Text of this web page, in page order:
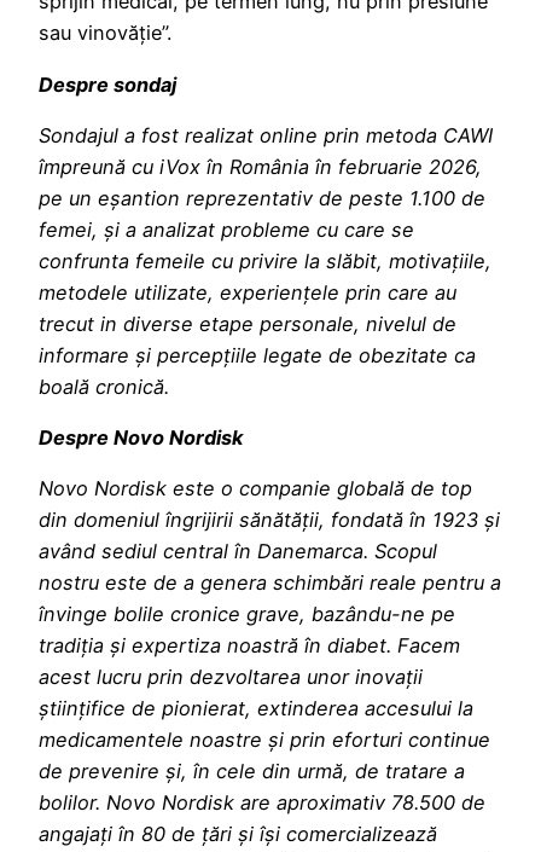
sau vinovăție”.
Despre sondaj
Sondajul a fost realizat online prin metoda CAWI
împreună cu iVox în România în februarie 2026,
pe un eșantion reprezentativ de peste 1.100 de
femei, și a analizat probleme cu care se
confrunta femeile cu privire la slăbit, motivațiile,
metodele utilizate, experiențele prin care au
trecut in diverse etape personale, nivelul de
informare și percepțiile legate de obezitate ca
boală cronică.
Despre Novo Nordisk
Novo Nordisk este o companie globală de top
din domeniul îngrijirii sănătății, fondată în 1923 și
având sediul central în Danemarca. Scopul
nostru este de a genera schimbări reale pentru a
învinge bolile cronice grave, bazându-ne pe
tradiția și expertiza noastră în diabet. Facem
acest lucru prin dezvoltarea unor inovații
științifice de pionierat, extinderea accesului la
medicamentele noastre și prin eforturi continue
de prevenire și, în cele din urmă, de tratare a
bolilor. Novo Nordisk are aproximativ 78.500 de
angajați în 80 de țări și își comercializează